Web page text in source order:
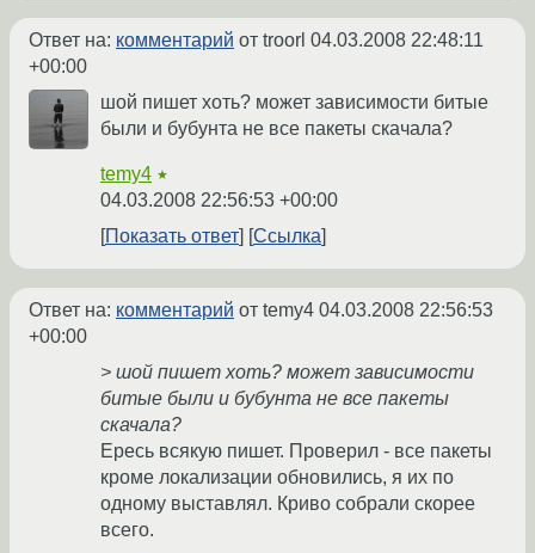
Ответ на: комментарий от troorl 04.03.2008 22:48:11
+00:00
шой пишет хоть? может зависимости битые
были и бубунта не все пакеты скачала?
temy4 ★
04.03.2008 22:56:53 +00:00
Показать ответ
Ссылка
Ответ на: комментарий от temy4 04.03.2008 22:56:53
+00:00
> шой пишет хоть? может зависимости
битые были и бубунта не все пакеты
скачала?
Ересь всякую пишет. Проверил - все пакеты
кроме локализации обновились, я их по
одному выставлял. Криво собрали скорее
всего.